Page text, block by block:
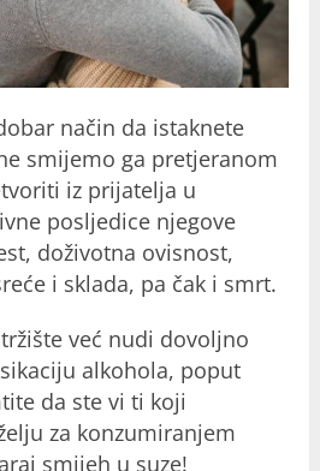
način da istaknete
smijemo ga pretjeranom
iz prijatelja u
posljedice njegove
doživotna ovisnost,
i sklada, pa čak i smrt.
već nudi dovoljno
alkohola, poput
da ste vi ti koji
za konzumiranjem
smijeh u suze!